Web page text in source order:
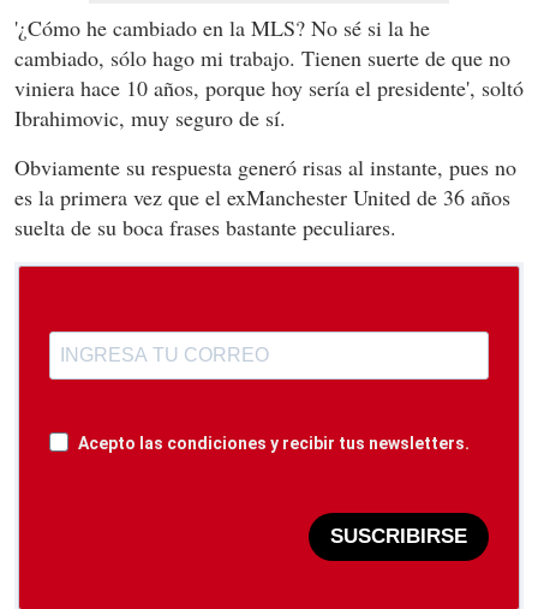
'¿Cómo he cambiado en la MLS? No sé si la he
cambiado, sólo hago mi trabajo. Tienen suerte de que no
viniera hace 10 años, porque hoy sería el presidente', soltó
Ibrahimovic, muy seguro de sí.
Obviamente su respuesta generó risas al instante, pues no
es la primera vez que el exManchester United de 36 años
suelta de su boca frases bastante peculiares.
Acepto las condiciones y recibir tus newsletters.
SUSCRIBIRSE